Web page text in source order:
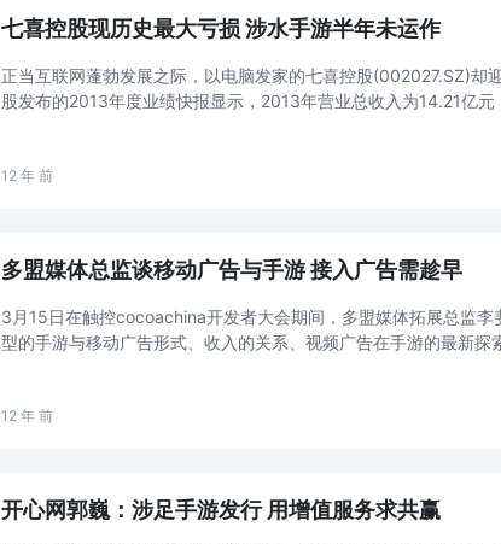
七喜控股现历史最大亏损 涉水手游半年未运作
正当互联网蓬勃发展之际，以电脑发家的七喜控股(002027.SZ)却
股发布的2013年度业绩快报显示，2013年营业总收入为14.21亿
12 年 前
多盟媒体总监谈移动广告与手游 接入广告需趁早
3月15日在触控cocoachina开发者大会期间，多盟媒体拓展总监
型的手游与移动广告形式、收入的关系、视频广告在手游的最新探
12 年 前
开心网郭巍：涉足手游发行 用增值服务求共赢